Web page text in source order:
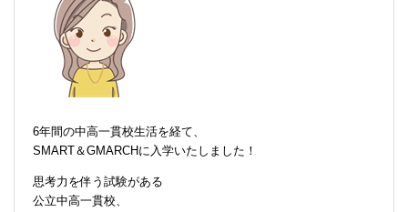
6年間の中高一貫校生活を経て、
SMART＆GMARCHに入学いたしました！
思考力を伴う試験がある
公立中高一貫校、